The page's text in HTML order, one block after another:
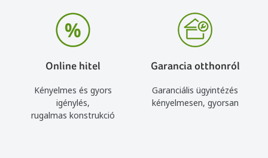
Online hitel
Kényelmes és gyors
igénylés,
rugalmas konstrukció
Garancia otthonról
Garanciális ügyintézés
kényelmesen, gyorsan